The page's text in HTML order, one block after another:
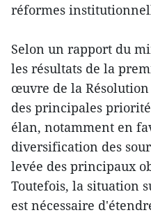
réformes
Selon un rapport du
les résultats de la
œuvre de la
des principales
élan, notamment en
diversification des
levée des principaux
Toutefois, la situation
est nécessaire